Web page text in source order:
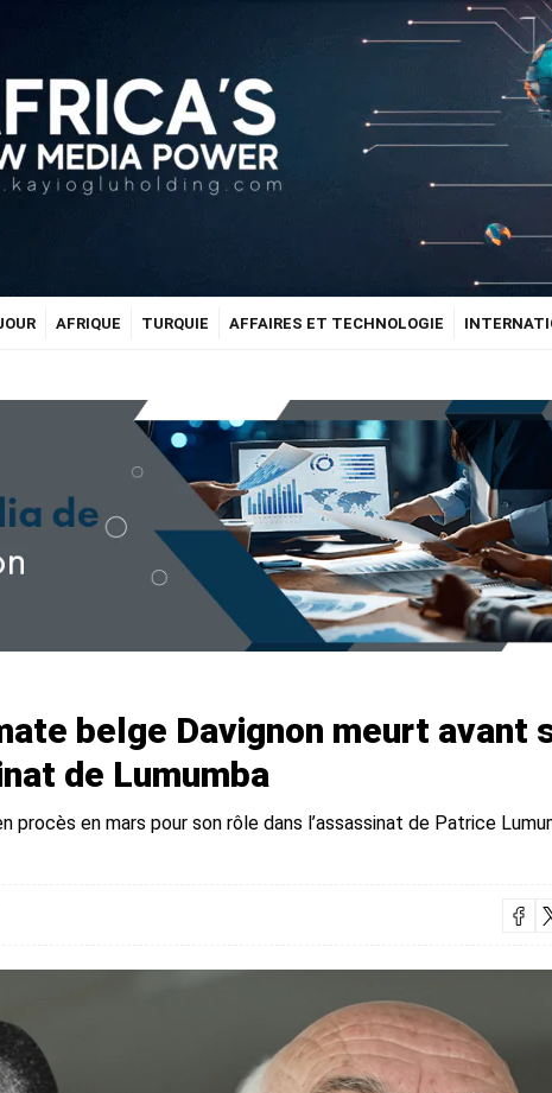
AFRIQUE TURQUIE AFFAIRES ET TECHNOLOGIE
belge Davignon meurt avant
de Lumumba
procès en mars pour son rôle dans l’assassinat de Patrice